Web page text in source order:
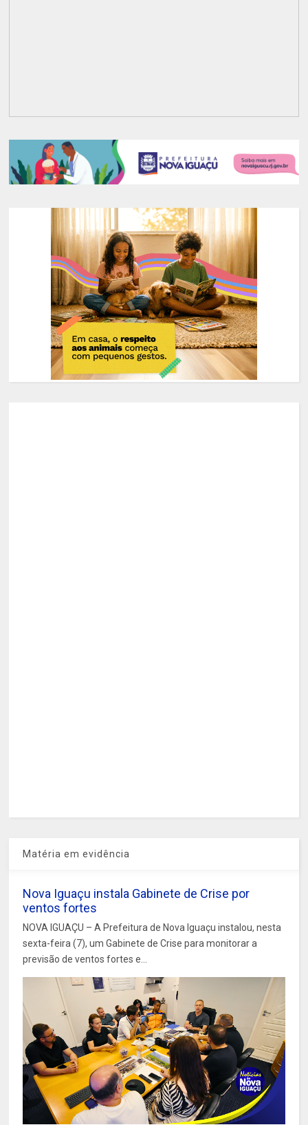
Matéria em evidência
Nova Iguaçu instala Gabinete de Crise por
ventos fortes
NOVA IGUAÇU – A Prefeitura de Nova Iguaçu instalou, nesta
sexta-feira (7), um Gabinete de Crise para monitorar a
previsão de ventos fortes e...